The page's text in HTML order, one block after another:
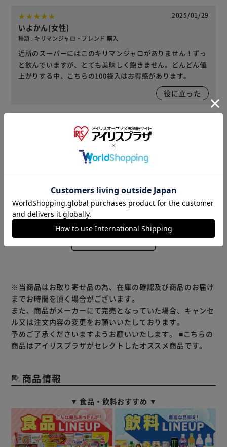
2025/01/29
いよかん(女性)
種類 : キリマンジャロ・ブレンド 購入
近所のスーパーにはこのキリマンジャロがありません！ずっ
と飲んでいますが、とても美味しく飽きません。どんどん値
上がりする中、こちらの100袋入はお得感があります。
役に立った
ちょくりはり(女性)
種類 : スペシャルブレンド 購入
お買い得になっていたのでどの味にするか迷いましたが、レ
沢」出来て良いです。
レビューをもっと見る
※当商品はお取り寄せ品の為、在庫の確認及び商品のお届け
までお時間を頂く場合がございます。
また、商品がメーカーにて完売となっていた場合、キャンセ
ル又は注文内容の変更をお願いいたしております。
予めご了承くださいますようお願いいたします。 ■こちらの
商品はアイリスプラザがセレクトしたオススメ商品です。
商品情報
▼ 食品・飲料おすすめ ▼